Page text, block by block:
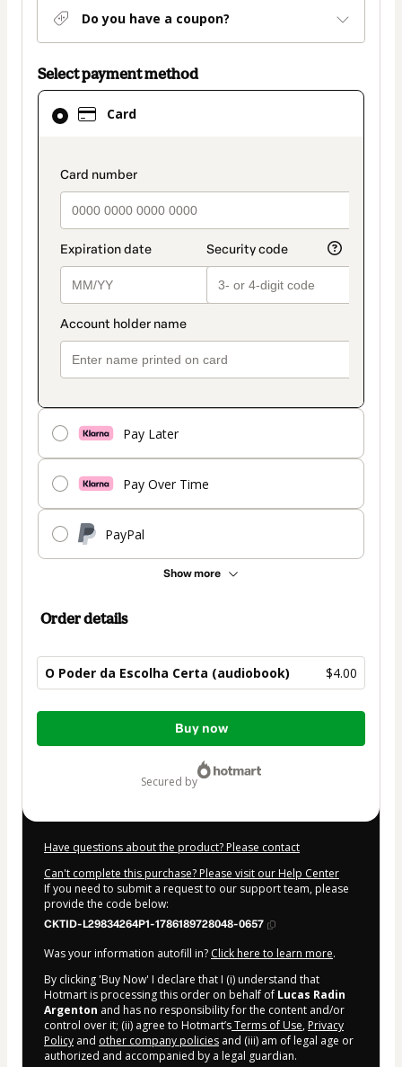
Do you have a coupon?
Select payment method
Card
payment_data.section_title_v2
Pay Later
Pay Over Time
PayPal
Show more
Card
selected
method
Order details
O Poder da Escolha Certa (audiobook) $4.00
Total
Buy now
secured by
Have questions about the product? Please contact
Can't complete this purchase? Please visit our Help Center
If you need to submit a request to our support team, please
provide the code below:
CKTID-L29834264P1-1786189728048-0657
Was your information autofill in? Click here to learn more.
By clicking 'Buy Now' I declare that I (i) understand that
Hotmart is processing this order on behalf of Lucas Radin
Argenton and has no responsibility for the content and/or
control over it; (ii) agree to Hotmart’sTerms of Use, Privacy
Policy and other company policies and (iii) am of legal age or
authorized and accompanied by a legal guardian.